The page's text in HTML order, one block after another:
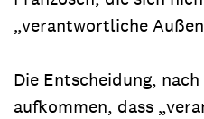
„verantwortliche
Die Entscheidung,
aufkommen, dass